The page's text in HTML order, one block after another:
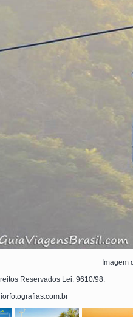
Imagem
Reservados Lei: 9610/98.